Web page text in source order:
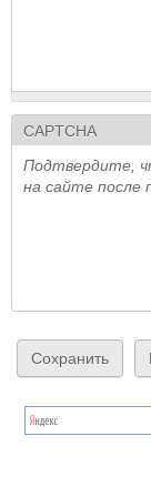
CAPTCHA
Подтвердите,
на сайте после